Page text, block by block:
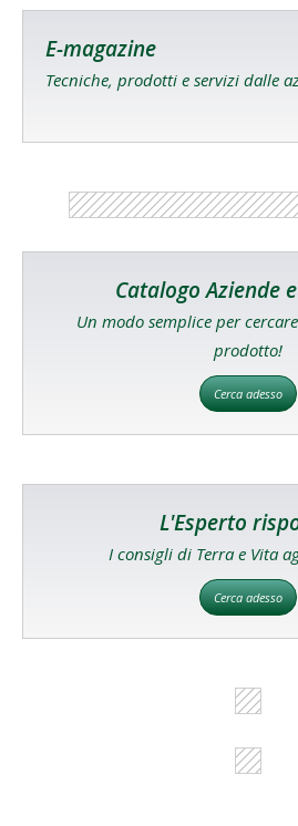
E-magazine
Tecniche, prodotti e servizi dalle
Catalogo Aziende
Un modo semplice per
prodotto!
Cerca adesso
L'Esperto
I consigli di Terra e Vita
Cerca adesso